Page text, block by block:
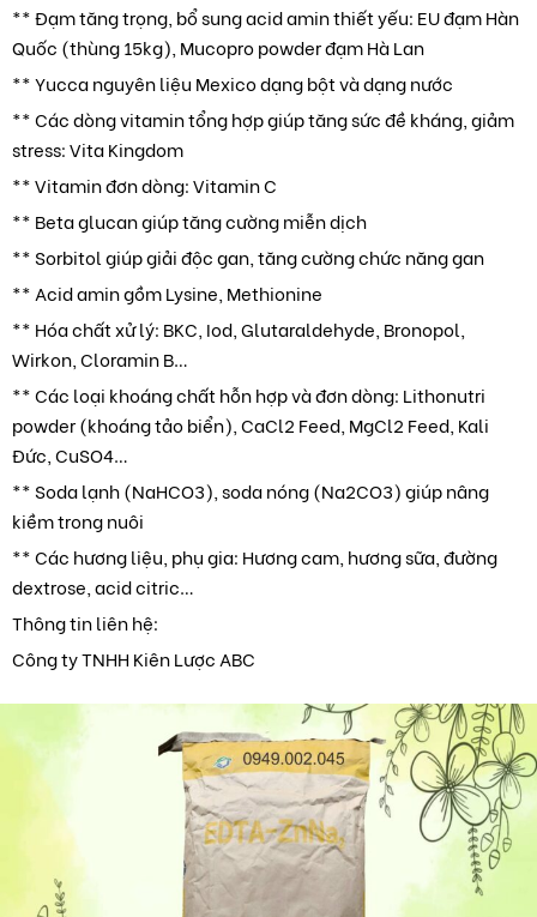
** Đạm tăng trọng, bổ sung acid amin thiết yếu: EU đạm Hàn
Quốc (thùng 15kg), Mucopro powder đạm Hà Lan
** Yucca nguyên liệu Mexico dạng bột và dạng nước
** Các dòng vitamin tổng hợp giúp tăng sức đề kháng, giảm
stress: Vita Kingdom
** Vitamin đơn dòng: Vitamin C
** Beta glucan giúp tăng cường miễn dịch
** Sorbitol giúp giải độc gan, tăng cường chức năng gan
** Acid amin gồm Lysine, Methionine
** Hóa chất xử lý: BKC, Iod, Glutaraldehyde, Bronopol,
Wirkon, Cloramin B…
** Các loại khoáng chất hỗn hợp và đơn dòng: Lithonutri
powder (khoáng tảo biển), CaCl2 Feed, MgCl2 Feed, Kali
Đức, CuSO4…
** Soda lạnh (NaHCO3), soda nóng (Na2CO3) giúp nâng
kiềm trong nuôi
** Các hương liệu, phụ gia: Hương cam, hương sữa, đường
dextrose, acid citric…
Thông tin liên hệ:
Công ty TNHH Kiên Lược ABC